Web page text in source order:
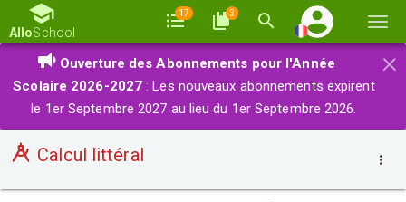
la
AlloSchool
17 3
×
Ouverture des Abonnements pour l'Année
Scolaire 2026-2027 : Les nouveaux abonnements expirent
le 1er Septembre 2027 au lieu du 1er Septembre 2026.
Calcul littéral